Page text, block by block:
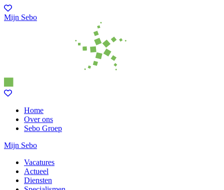
Mijn Sebo
Home
Over ons
Sebo Groep
Mijn Sebo
Vacatures
Actueel
Diensten